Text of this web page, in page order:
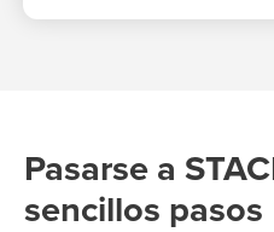
Pasarse a
sencillos pasos